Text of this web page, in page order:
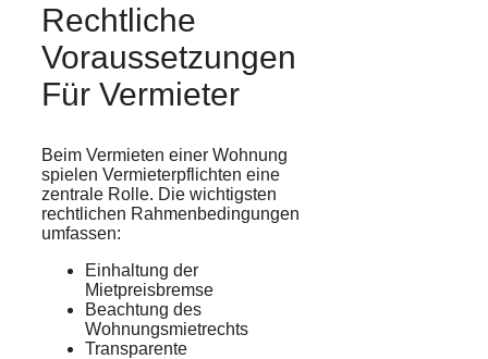
Rechtliche
Voraussetzungen
Für Vermieter
Beim Vermieten einer Wohnung
spielen Vermieterpflichten eine
zentrale Rolle. Die wichtigsten
rechtlichen Rahmenbedingungen
umfassen:
Einhaltung der
Mietpreisbremse
Beachtung des
Wohnungsmietrechts
Transparente